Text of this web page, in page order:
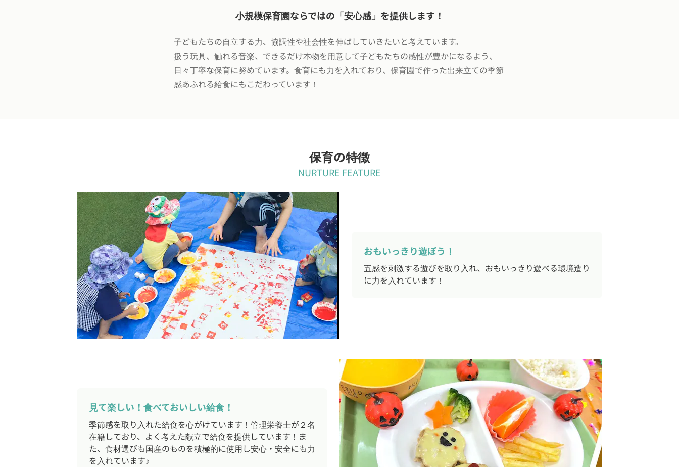
小規模保育園ならではの「安心感」を提供します！
子どもたちの自立する力、協調性や社会性を伸ばしていきたいと考えています。
扱う玩具、触れる音楽、できるだけ本物を用意して子どもたちの感性が豊かになるよう、
日々丁寧な保育に努めています。食育にも力を入れており、保育園で作った出来立ての季節
感あふれる給食にもこだわっています！
保育の特徴
NURTURE FEATURE
おもいっきり遊ぼう！
五感を刺激する遊びを取り入れ、おもいっきり遊べる環境造り
に力を入れています！
見て楽しい！食べておいしい給食！
季節感を取り入れた給食を心がけています！管理栄養士が２名
在籍しており、よく考えた献立で給食を提供しています！ま
た、食材選びも国産のものを積極的に使用し安心・安全にも力
を入れています♪